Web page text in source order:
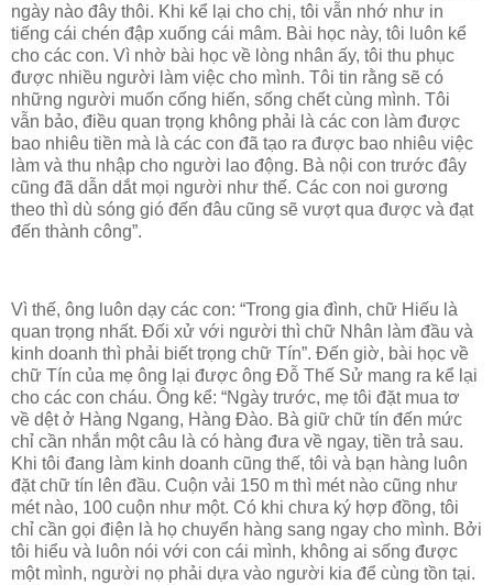
ngày nào đây thôi. Khi kể lại cho chị, tôi vẫn nhớ như in
tiếng cái chén đập xuống cái mâm. Bài học này, tôi luôn kể
cho các con. Vì nhờ bài học về lòng nhân ấy, tôi thu phục
được nhiều người làm việc cho mình. Tôi tin rằng sẽ có
những người muốn cống hiến, sống chết cùng mình. Tôi
vẫn bảo, điều quan trọng không phải là các con làm được
bao nhiêu tiền mà là các con đã tạo ra được bao nhiêu việc
làm và thu nhập cho người lao động. Bà nội con trước đây
cũng đã dẫn dắt mọi người như thế. Các con noi gương
theo thì dù sóng gió đến đâu cũng sẽ vượt qua được và đạt
đến thành công”.
Vì thế, ông luôn dạy các con: “Trong gia đình, chữ Hiếu là
quan trọng nhất. Đối xử với người thì chữ Nhân làm đầu và
kinh doanh thì phải biết trọng chữ Tín”. Đến giờ, bài học về
chữ Tín của mẹ ông lại được ông Đỗ Thế Sử mang ra kể lại
cho các con cháu. Ông kể: “Ngày trước, mẹ tôi đặt mua tơ
về dệt ở Hàng Ngang, Hàng Đào. Bà giữ chữ tín đến mức
chỉ cần nhắn một câu là có hàng đưa về ngay, tiền trả sau.
Khi tôi đang làm kinh doanh cũng thế, tôi và bạn hàng luôn
đặt chữ tín lên đầu. Cuộn vải 150 m thì mét nào cũng như
mét nào, 100 cuộn như một. Có khi chưa ký hợp đồng, tôi
chỉ cần gọi điện là họ chuyển hàng sang ngay cho mình. Bởi
tôi hiểu và luôn nói với con cái mình, không ai sống được
một mình, người nọ phải dựa vào người kia để cùng tồn tại.